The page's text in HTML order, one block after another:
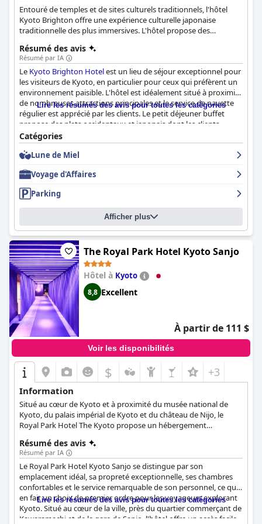
Entouré de temples et de sites culturels traditionnels, l'hôtel
Kyoto Brighton offre une expérience culturelle japonaise
traditionnelle des plus immersives. L'hôtel propose des
cuisine exquise que vous pourrez déguster.
Résumé des avis
Résumé par IA
Le Kyoto Brighton Hotelest un lieu de séjour exceptionnel pour
les visiteurs de Kyoto, en particulier pour ceux qui préfèrent un
environnement paisible. L'hôtel est idéalement situé à proximité
de nombreuses attractions principales et le service de navette
régulier est apprécié par les clients. Le petit déjeuner buffet
propose des plats occidentaux et japonais dont les clients
apprécient la qualité et le goût. Si les options pour le dîner font
l'objet de critiques mitigées, le salon et le steakhouse sont très
appréciés pour leurs plats et leurs boissons délicieux. Les
haut de gamme et des espaces de vie confortables. Les clients
apprécient le service courtois et attentif du personnel et la
propreté générale de l'hôtel est également louable. Bien que
certains clients mentionnent des expériences négatives avec
quelques membres du personnel et le fait que le parking soit un
service payant, la majorité des clients considèrent leur séjour
comme exceptionnel et mémorable. Dans l'ensemble, l'hôtel
Kyoto Brighton semble être le choix d'hébergement idéal pour
tout itinéraire.
Lire les résumés des avis pour toutes les catégories
Catégories
Lune de Miel
Voyage d'Affaires
Parking
Afficher plus
The Royal Park Hotel Kyoto Sanjo
Hôtel à Kyoto
8,8 Excellent
À partir de 111 $
Voir les disponibilités
$ +3
Information
Situé au cœur de Kyoto et à proximité du musée national de
Kyoto, du palais impérial de Kyoto et du château de Nijo, le
Royal Park Hotel The Kyoto propose un hébergement
entièrement équipées de toutes les installations et commodités
dont les clients peuvent avoir besoin.
Résumé des avis
Résumé par IA
Le Royal Park Hotel Kyoto Sanjo se distingue par son
emplacement idéal, sa propreté exceptionnelle, ses chambres
confortables et le service remarquable de son personnel, ce qui
en fait un choix de premier ordre pour les voyageurs explorant
Kyoto. Situé au cœur de la ville, près du quartier commerçant de
Kawaramachi et de la gare de Sanjo, l'hôtel offre un accès facile
Lire les résumés des avis pour toutes les catégories